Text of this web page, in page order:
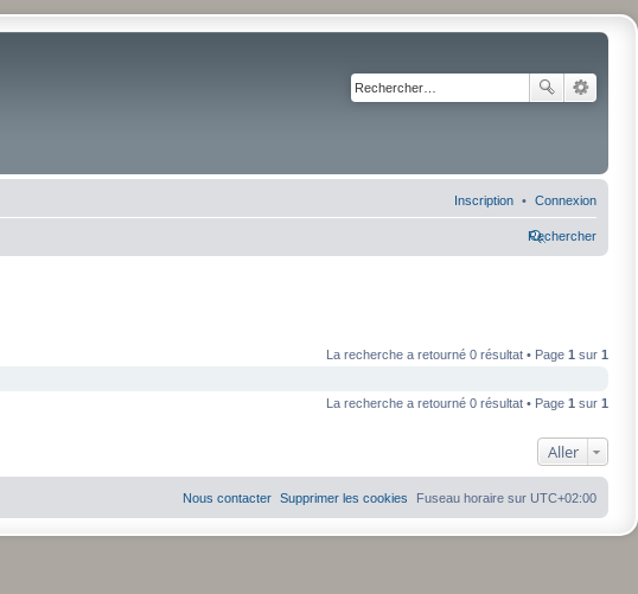
Connexion
Inscription
Rechercher
La recherche a retourné 0 résultat • Page 1 sur 1
La recherche a retourné 0 résultat • Page 1 sur 1
Aller
Fuseau horaire sur UTC+02:00
Supprimer les cookies
Nous contacter